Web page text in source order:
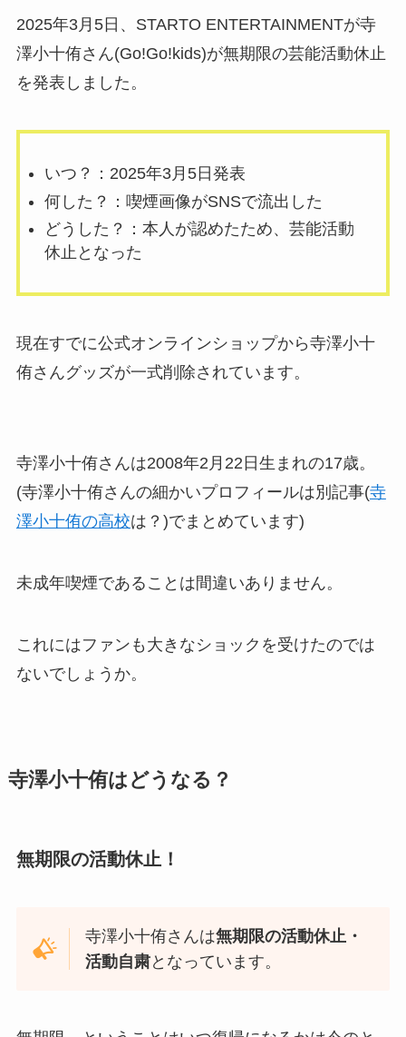
2025年3月5日、STARTO ENTERTAINMENTが寺
澤小十侑さん(Go!Go!kids)が無期限の芸能活動休止
を発表しました。
いつ？：2025年3月5日発表
何した？：喫煙画像がSNSで流出した
どうした？：本人が認めたため、芸能活動
休止となった
現在すでに公式オンラインショップから寺澤小十
侑さんグッズが一式削除されています。
寺澤小十侑さんは2008年2月22日生まれの17歳。
(寺澤小十侑さんの細かいプロフィールは別記事(寺
澤小十侑の高校は？)でまとめています)
未成年喫煙であることは間違いありません。
これにはファンも大きなショックを受けたのでは
ないでしょうか。
寺澤小十侑はどうなる？
無期限の活動休止！
寺澤小十侑さんは無期限の活動休止・
活動自粛となっています。